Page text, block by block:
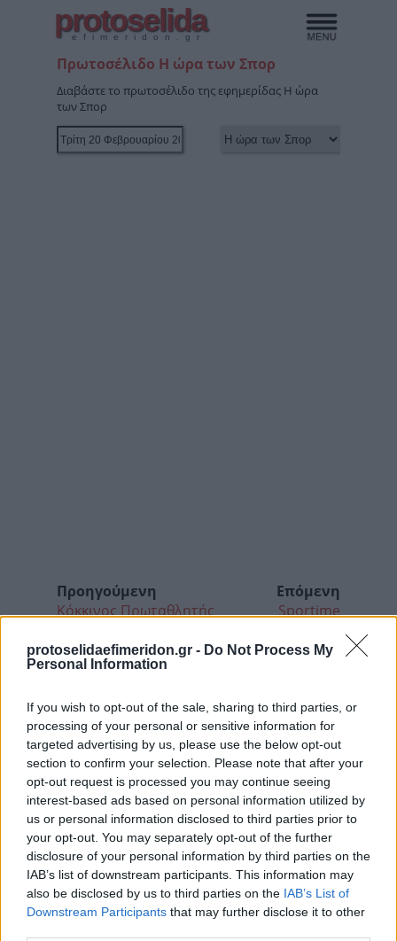
protoselidaefimeridon.gr - Do Not Process My
Personal Information
If you wish to opt-out of the sale, sharing to third parties, or
processing of your personal or sensitive information for
targeted advertising by us, please use the below opt-out
section to confirm your selection. Please note that after your
opt-out request is processed you may continue seeing
interest-based ads based on personal information utilized by
us or personal information disclosed to third parties prior to
your opt-out. You may separately opt-out of the further
disclosure of your personal information by third parties on the
IAB’s list of downstream participants. This information may
also be disclosed by us to third parties on the IAB’s List of
Downstream Participants that may further disclose it to other
protoselida
efimeridon.gr
Πρωτοσέλιδο Η ώρα των Σπορ
Διαβάστε το πρωτοσέλιδο της εφημερίδας Η ώρα
των Σπορ
Προηγούμενη
Κόκκινος Πρωταθλητής
Επόμενη
Sportime